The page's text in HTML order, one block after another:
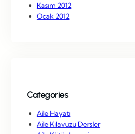
Kasım 2012
Ocak 2012
Categories
Aile Hayatı
Aile Kılavuzu Dersler